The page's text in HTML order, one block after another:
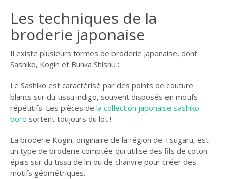
Les techniques de la
broderie japonaise
Il existe plusieurs formes de broderie japonaise, dont
Sashiko, Kogin et Bunka Shishu :
Le Sashiko est caractérisé par des points de couture
blancs sur du tissu indigo, souvent disposés en motifs
répétitifs. Les pièces de la collection japonaise sashiko
boro sortent toujours du lot !
La broderie Kogin, originaire de la région de Tsugaru, est
un type de broderie comptée qui utilise des fils de coton
épais sur du tissu de lin ou de chanvre pour créer des
motifs géométriques.